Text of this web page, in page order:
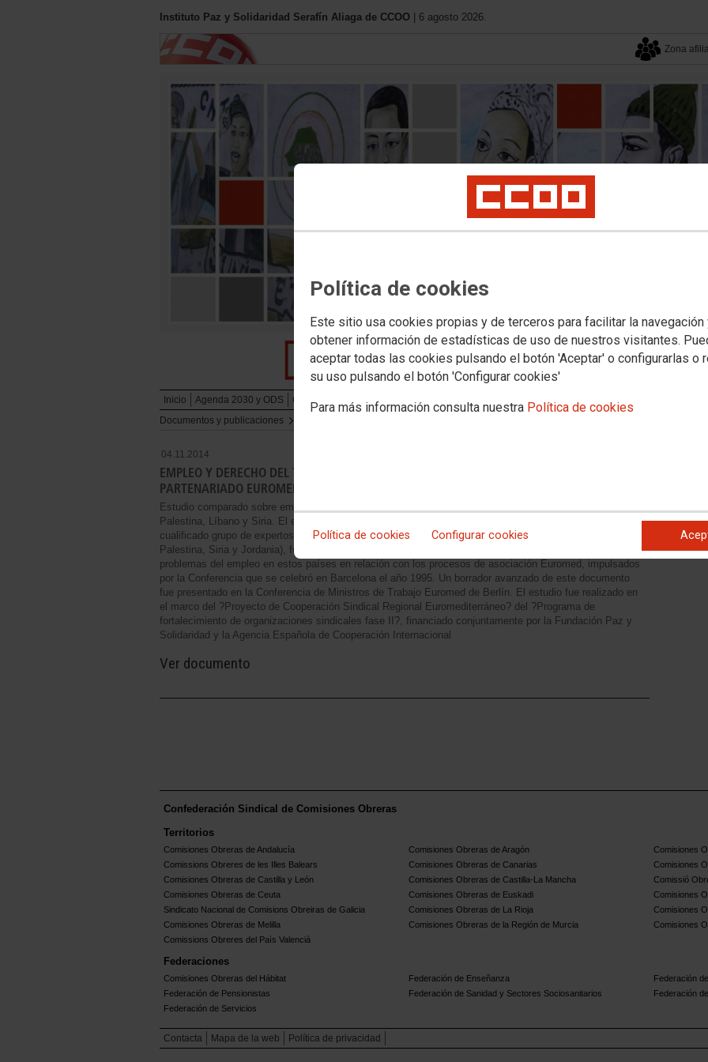
Política de cookies
Este sitio usa cookies propias y de terceros para facilitar la navegación
obtener información de estadísticas de uso de nuestros visitantes.
aceptar todas las cookies pulsando el botón 'Aceptar' o configurarlas o
su uso pulsando el botón 'Configurar cookies'
Para más información consulta nuestra Política de cookies
Política de cookies Configurar cookies
Instituto Paz y Solidaridad Serafín Aliaga de CCOO | 6 agosto 2026.
Zona
El Instituto Documentos
Contacta
Inicio Agenda 2030 y ODS Cooperación Sensibilización
Documentos y publicaciones
04.11.2014
EMPLEO Y DERECHO DEL TRABAJO EN LOS PAÍSES ÁRABES MEDITERRÁNEOS Y EL
PARTENARIADO EUROMEDITERRÁNEO
Estudio comparado sobre empleo y derecho del trabajo en Marruecos, Argelia, Túnez, Egipto, Jordania,
Palestina, Líbano y Siria. El estudio que se presentó en su día, en cuya elaboración participaron un
cualificado grupo de expertos de los ocho países analizados (Marruecos, Argelia, Túnez, Egipto, Líbano,
Palestina, Siria y Jordania), fue el primero de su naturaleza: el análisis comparado de la evolución y los
problemas del empleo en estos países en relación con los procesos de asociación Euromed, impulsados
por la Conferencia que se celebró en Barcelona el año 1995. Un borrador avanzado de este documento
fue presentado en la Conferencia de Ministros de Trabajo Euromed de Berlín. El estudio fue realizado en
el marco del ?Proyecto de Cooperación Sindical Regional Euromediterráneo? del ?Programa de
fortalecimiento de organizaciones sindicales fase II?, financiado conjuntamente por la Fundación Paz y
Solidaridad y la Agencia Española de Cooperación Internacional
Ver documento
Confederación Sindical de Comisiones Obreras
Territorios
Comisiones Obreras de Andalucía Comisiones Obreras de Aragón
Comisiones
Comissions Obreres de les Illes Balears
Comisiones Obreras de Canarias
Comisiones
Comisiones Obreras de Castilla y León
Comisiones Obreras de Castilla-La Mancha
Comissió
Comisiones Obreras de Ceuta
Comisiones Obreras de Euskadi
Comisiones
Sindicato Nacional de Comisions Obreiras de Galicia
Comisiones Obreras de La Rioja
Comisiones
Comisiones Obreras de Melilla
Comisiones Obreras de la Región de Murcia
Comisiones
Comissions Obreres del Paìs Valenciá
Federaciones
Comisiones Obreras del Hábitat Federación de Enseñanza
Federación
Federación de Pensionistas
Federación de Sanidad y Sectores Sociosanitarios
Federación
Federación de Servicios
Contacta Mapa de la web Política de privacidad